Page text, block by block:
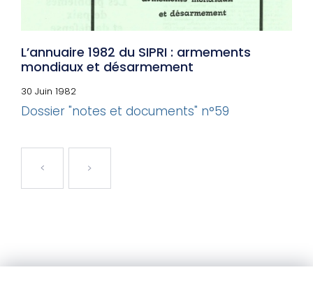
L’annuaire 1982 du SIPRI : armements
mondiaux et désarmement
30 Juin 1982
Dossier "notes et documents" n°59